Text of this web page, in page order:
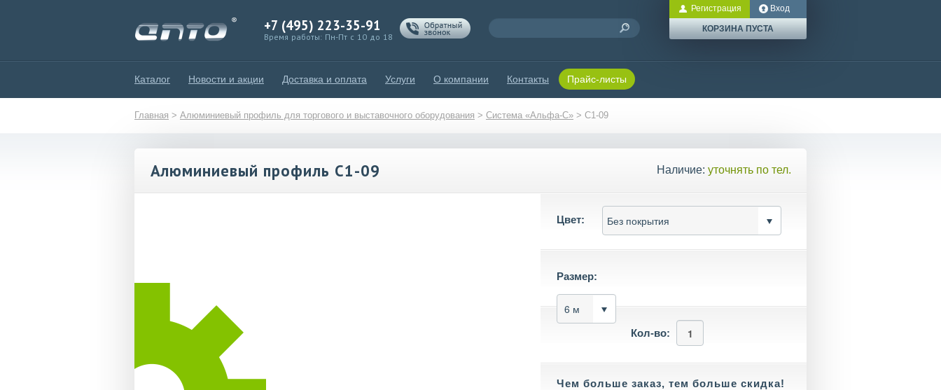
+7 (495) 223-35-91
Время работы: Пн-Пт с 10 до 18
Регистрация Вход
КОРЗИНА ПУСТА
Каталог Новости и акции Доставка и оплата Услуги О компании Контакты Прайс-листы
Главная > Алюминиевый профиль для торгового и выставочного оборудования > Система «Альфа-С» > C1-09
Алюминиевый профиль C1-09 Наличие: уточнять по тел.
Цвет:
Размер:
Кол-во:
Чем больше заказ, тем больше скидка!